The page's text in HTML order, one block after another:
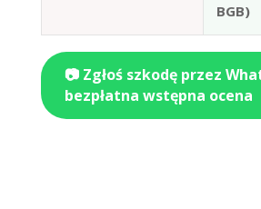
BGB)
📷 Zgłoś szkodę przez
bezpłatna wstępna ocena